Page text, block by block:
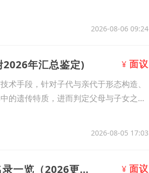
2026-08-06 09:24
年汇总鉴定) ¥ 面议
术手段，针对子代与亲代于形态构造、
的遗传特质，进而判定父母与子女之间
2026-08-05 17:03
16、梳理！泉州8处DNA亲子鉴定中心机构名录一览（2026更新） ¥ 面议